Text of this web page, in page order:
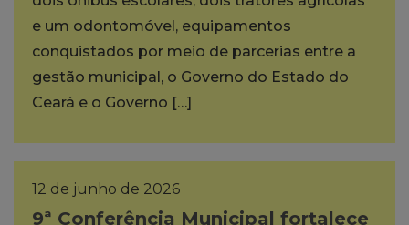
e um odontomóvel, equipamentos
conquistados por meio de parcerias entre a
gestão municipal, o Governo do Estado do
Ceará e o Governo […]
12 de junho de 2026
9ª Conferência Municipal fortalece